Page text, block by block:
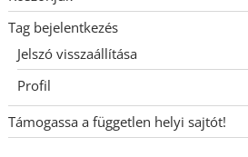
Tag bejelentkezés
Jelszó visszaállítása
Profil
Támogassa a független helyi sajtót!